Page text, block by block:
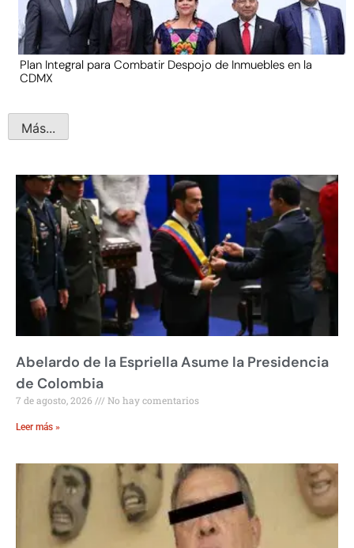
Plan Integral para Combatir Despojo de Inmuebles en la
CDMX
Más...
Abelardo de la Espriella Asume la Presidencia
de Colombia
7 de agosto, 2026 No hay comentarios
Leer más »